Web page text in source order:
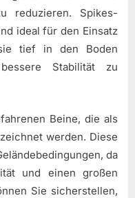
reduzieren. Spikes-
ideal für den Einsatz
tief in den Boden
Stabilität zu
Beine, die als
werden. Diese
da
und einen großen
Sie sicherstellen,